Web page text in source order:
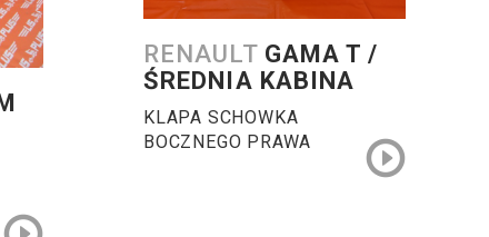
RENAULT GAMA T /
ŚREDNIA KABINA
KLAPA SCHOWKA
BOCZNEGO PRAWA